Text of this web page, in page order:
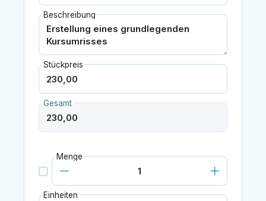
Beschreibung
Stückpreis
Gesamt
Menge
Einheiten